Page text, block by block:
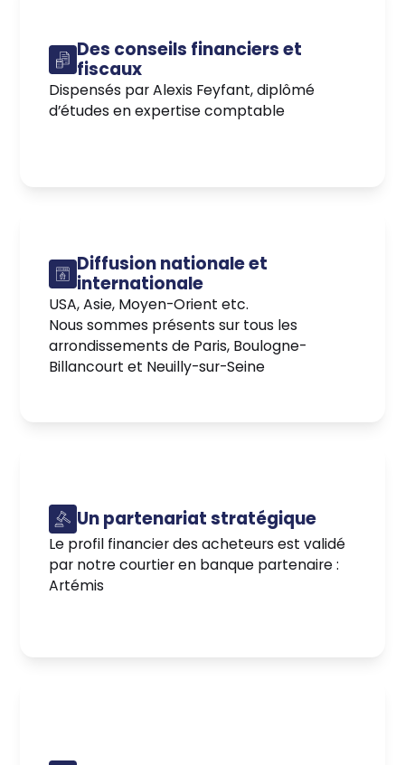
Des conseils financiers et
fiscaux
Dispensés par Alexis Feyfant, diplômé
d’études en expertise comptable
Diffusion nationale et
internationale
USA, Asie, Moyen-Orient etc.
Nous sommes présents sur tous les
arrondissements de Paris, Boulogne-
Billancourt et Neuilly-sur-Seine
Un partenariat stratégique
Le profil financier des acheteurs est validé
par notre courtier en banque partenaire :
Artémis